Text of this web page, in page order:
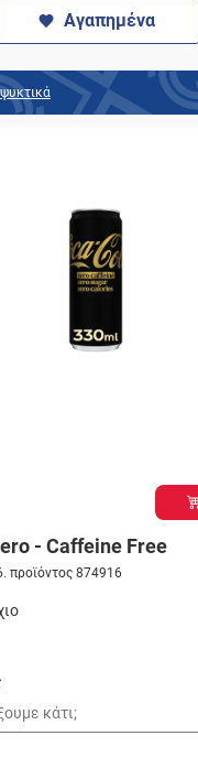
Αγαπημένα
- Caffeine Free
προϊόντος 874916